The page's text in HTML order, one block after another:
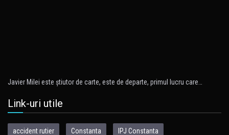
Javier Milei este ştiutor de carte, este de departe, primul lucru care…
Link-uri utile
accident rutier Constanta IPJ Constanta